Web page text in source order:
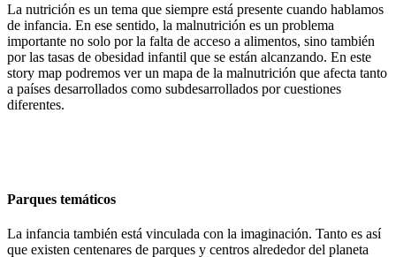
La nutrición es un tema que siempre está presente cuando hablamos
de infancia. En ese sentido, la malnutrición es un problema
importante no solo por la falta de acceso a alimentos, sino también
por las tasas de obesidad infantil que se están alcanzando. En este
story map podremos ver un mapa de la malnutrición que afecta tanto
a países desarrollados como subdesarrollados por cuestiones
diferentes.
Parques temáticos
La infancia también está vinculada con la imaginación. Tanto es así
que existen centenares de parques y centros alrededor del planeta